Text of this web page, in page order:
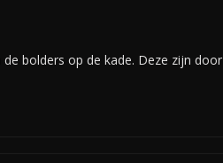
bolders op de kade. Deze zijn door